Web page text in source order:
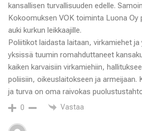
kansallisen turvallisuuden edelle.
Kokoomuksen VOK toiminta Luona Oy
auki kurkun leikkaajille.
Poliitikot laidasta laitaan, virkamiehet
yksissä tuumin romahduttaneet
kaiken karvaisiin virkamiehiin,
poliisiin, oikeuslaitokseen ja armeijaan.
ja turva on oma raivokas
0 Vastaa